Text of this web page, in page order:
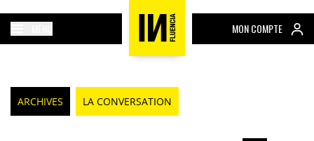
MON COMPTE
ARCHIVES LA CONVERSATION